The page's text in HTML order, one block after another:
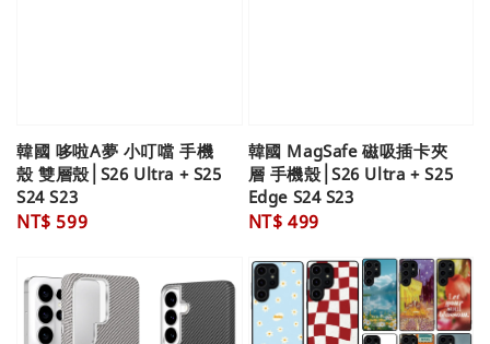
韓國 哆啦A夢 小叮噹 手機
殼 雙層殼│S26 Ultra + S25
S24 S23
Regular
NT$ 599
韓國 MagSafe 磁吸插卡夾
層 手機殼│S26 Ultra + S25
Edge S24 S23
Regular
NT$ 499